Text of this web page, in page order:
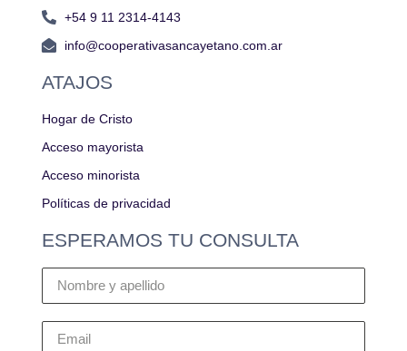
+54 9 11 2314-4143
info@cooperativasancayetano.com.ar
ATAJOS
Hogar de Cristo
Acceso mayorista
Acceso minorista
Políticas de privacidad
ESPERAMOS TU CONSULTA